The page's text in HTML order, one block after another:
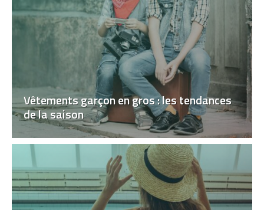
Vêtements garçon en gros : les tendances
de la saison